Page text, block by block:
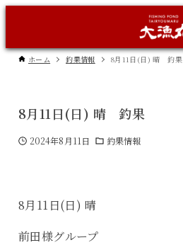
ホーム 釣果情報 8月11日(日) 晴 釣果
8月11日(日) 晴 釣果
2024年8月11日 釣果情報
8月11日(日) 晴
前田様グループ